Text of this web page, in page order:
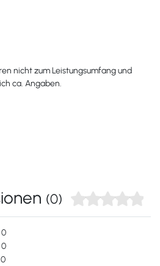
nicht zum Leistungsumfang und
ca. Angaben.
(0)
0
0
0